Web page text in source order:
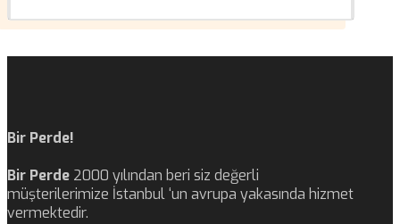
Bir Perde!
Bir Perde 2000 yılından beri siz değerli
müşterilerimize İstanbul ‘un avrupa yakasında hizmet
vermektedir.